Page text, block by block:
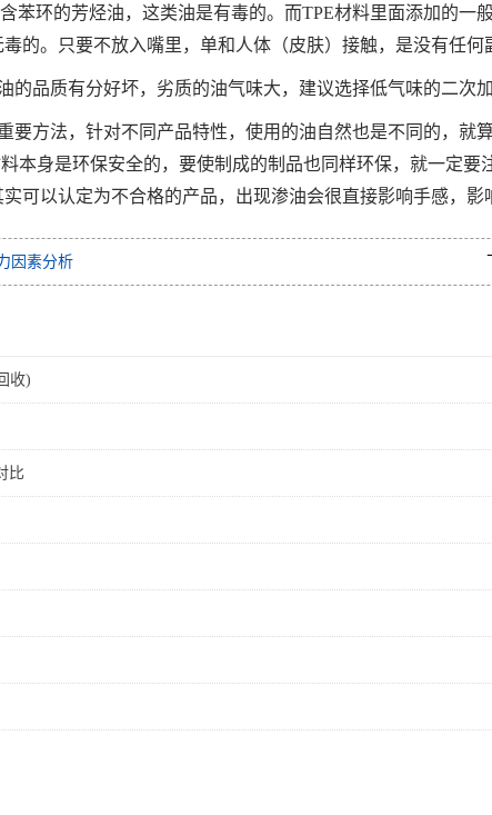
苯环的芳烃油，这类油是有毒的。而TPE材料里面添加的一
的。只要不放入嘴里，单和人体（皮肤）接触，是没有任何
的品质有分好坏，劣质的油气味大，建议选择低气味的二次加
要方法，针对不同产品特性，使用的油自然也是不同的，就
本身是环保安全的，要使制成的制品也同样环保，就一定要
可以认定为不合格的产品，出现渗油会很直接影响手感，影
因素分析
收)
比